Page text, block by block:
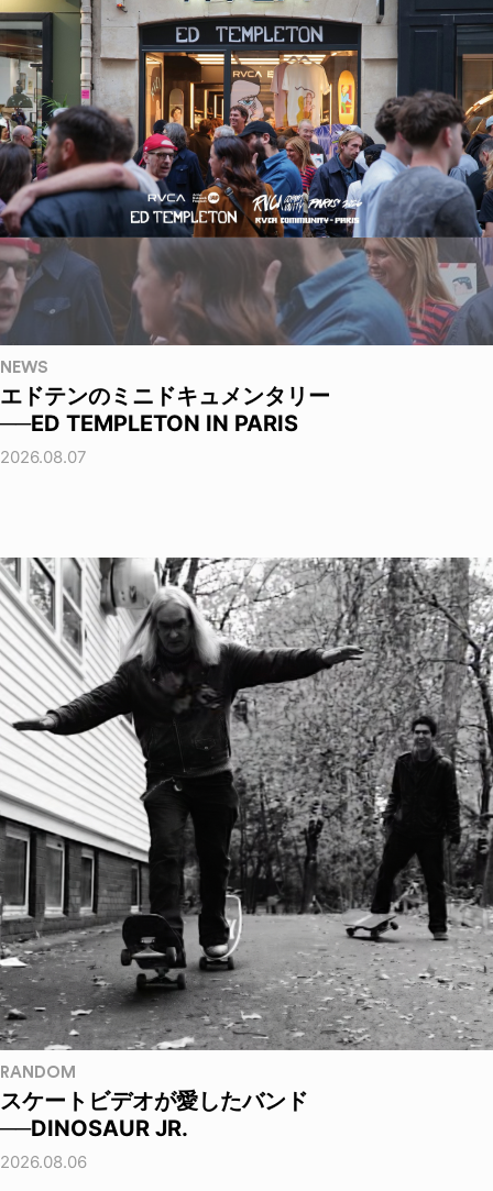
NEWS
エドテンのミニドキュメンタリー
──ED TEMPLETON IN PARIS
2026.08.07
RANDOM
スケートビデオが愛したバンド
──DINOSAUR JR.
2026.08.06